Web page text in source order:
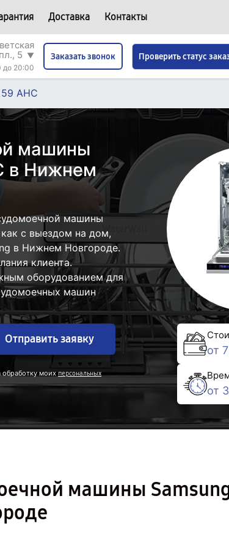
Доставка Контакты
пл., 5 ▼
до 20:00
Заказать звонок Проверить статус
AHC
машины
в Нижнем
машины
с выездом на дом,
в Нижнем Новгороде.
клиента.
оборудованием для
машин
Отправить заявку
обработку моихперсональных
от
от
машины